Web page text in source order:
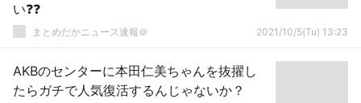
い❓❓
まとめだかニュース速報＠ 2021/10/5(Tu) 13:23
AKBのセンターに本田仁美ちゃんを抜擢し
たらガチで人気復活するんじゃないか？